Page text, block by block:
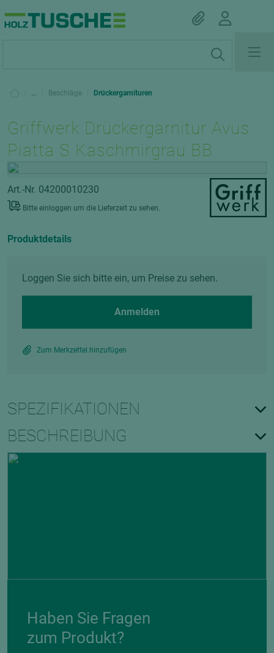
... Beschläge Drückergarnituren
Griffwerk Drückergarnitur Avus
Piatta S Kaschmirgrau BB
Art.-Nr. 04200010230
Bitte einloggen um die Lieferzeit zu sehen.
Produktdetails
Loggen Sie sich bitte ein, um Preise zu sehen.
Anmelden
Zum Merkzettel hinzufügen
SPEZIFIKATIONEN
BESCHREIBUNG
Haben Sie Fragen
zum Produkt?